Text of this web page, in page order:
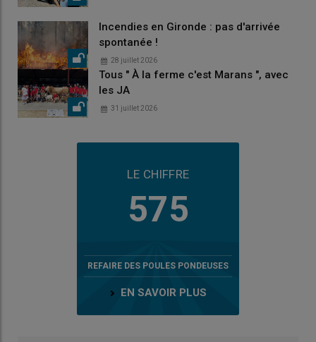
Incendies en Gironde : pas d'arrivée
spontanée !
28 juillet 2026
Tous " À la ferme c'est Marans ", avec
les JA
31 juillet 2026
LE CHIFFRE
575
REFAIRE DES POULES PONDEUSES
EN SAVOIR PLUS